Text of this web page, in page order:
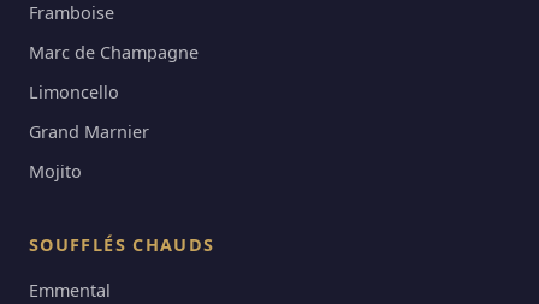
Framboise
Marc de Champagne
Limoncello
Grand Marnier
Mojito
SOUFFLÉS CHAUDS
Emmental